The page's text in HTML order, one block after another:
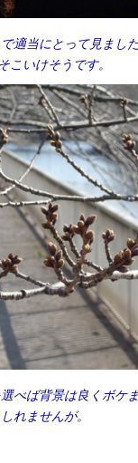
適当にとって見まし
こいけそうです。
べば背景は良くボケ
れませんが。